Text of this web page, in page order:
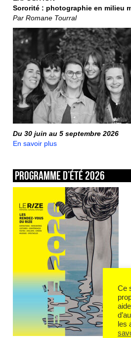
Sororité : photographie en milieu
Par Romane Tourral
Du 30 juin au 5 septembre 2026
En savoir plus
Programme d’été 2026
Ce
les